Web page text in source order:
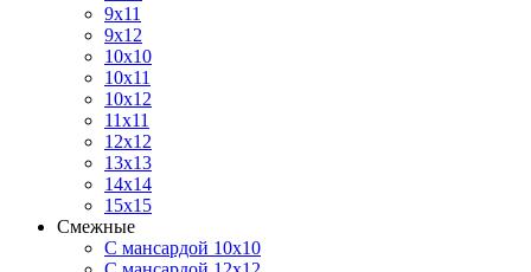
9х11
9х12
10х10
10х11
10х12
11х11
12х12
13х13
14х14
15х15
Смежные
С мансардой 10х10